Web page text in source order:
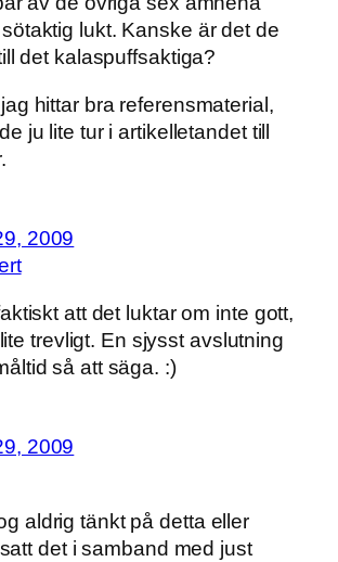
lukt. Kanske är det de
det kalaspuffsaktiga?
hittar bra referensmaterial,
ju lite tur i artikelletandet till
2009
att det luktar om inte gott,
trevligt. En sjysst avslutning
så att säga. :)
2009
aldrig tänkt på detta eller
det i samband med just